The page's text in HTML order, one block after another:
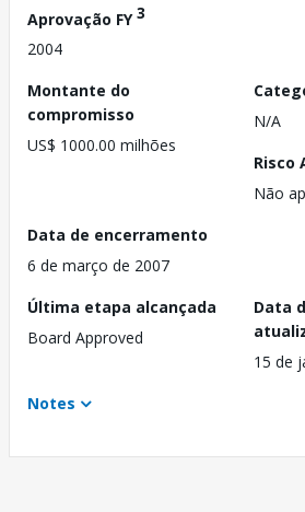
Aprovação FY3
2004
Montante do
compromisso
US$ 1000.00 milhões
N/A
Risco
Não
Data de encerramento
6 de março de 2007
Última etapa alcançada
Board Approved
Data
15 de
Notes